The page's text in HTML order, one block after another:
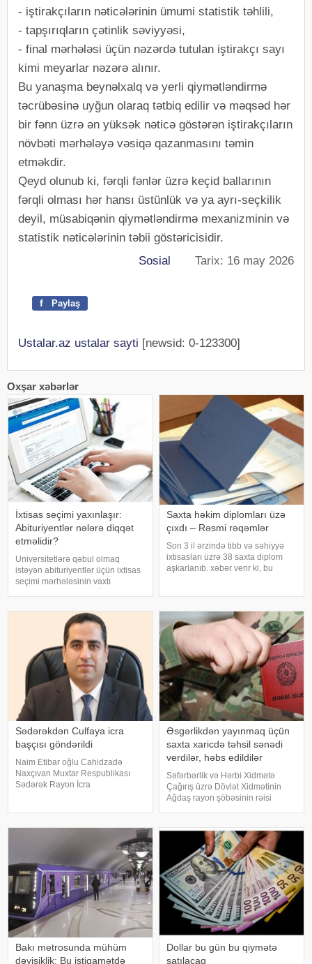
- iştirakçıların nəticələrinin ümumi statistik təhlili,
- tapşırıqların çətinlik səviyyəsi,
- final mərhələsi üçün nəzərdə tutulan iştirakçı sayı
kimi meyarlar nəzərə alınır.
Bu yanaşma beynəlxalq və yerli qiymətləndirmə
təcrübəsinə uyğun olaraq tətbiq edilir və məqsəd hər
bir fənn üzrə ən yüksək nəticə göstərən iştirakçıların
növbəti mərhələyə vəsiqə qazanmasını təmin
etməkdir.
Qeyd olunub ki, fərqli fənlər üzrə keçid ballarının
fərqli olması hər hansı üstünlük və ya ayrı-seçkilik
deyil, müsabiqənin qiymətləndirmə mexanizminin və
statistik nəticələrinin təbii göstəricisidir.
Sosial Tarix: 16 may 2026
f Paylaş
Ustalar.az ustalar sayti [newsid: 0-123300]
Oxşar xəbərlər
İxtisas seçimi yaxınlaşır:
Abituriyentlər nələrə diqqət
etməlidir?
Universitetlərə qəbul olmaq
istəyən abituriyentlər üçün ixtisas
seçimi mərhələsinin vaxtı
12–19 avqust tarixlərində
keçiriləcəyini açıqlayıb. Bu il
seçim proses
Saxta həkim diplomları üzə
çıxdı – Rəsmi rəqəmlər
Son 3 il ərzində tibb və səhiyyə
ixtisasları üzrə 38 saxta diplom
aşkarlanıb. xəbər verir ki, bu
elektron bülletenində əks olunub.
Agentliyi
Sədərəkdən Culfaya icra
başçısı göndərildi
Naim Etibar oğlu Cahidzadə
Naxçıvan Muxtar Respublikası
Sədərək Rayon İcra
İlham Əliyev Sərəncam imzalayıb.
Əsgərlikdən yayınmaq üçün
saxta xaricdə təhsil sənədi
verdilər, həbs edildilər
Səfərbərlik və Hərbi Xidmətə
Çağırış üzrə Dövlət Xidmətinin
Ağdaş rayon şöbəsinin rəisi
xidmətə çağırış bölməsinin rəisi
Usubəliyev Şahlar Usubalı oğlu
və qeyd edilə
Bakı metrosunda mühüm
dəyişiklik: Bu istiqamətdə
Dollar bu gün bu qiymətə
satılacaq